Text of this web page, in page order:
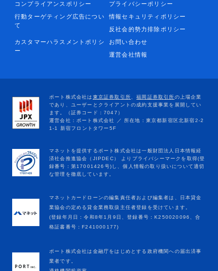
コンプライアンスポリシー
プライバシーポリシー
行動ターゲティング広告につい
て
情報セキュリティポリシー
反社会的勢力排除ポリシー
カスタマーハラスメントポリシ
ー
お問い合わせ
運営会社情報
マネットカードローンの編集責任者および編集者は、日本貸金
業協会の定める貸金業務取扱主任者登録を受けています。
(登録年月日：令和8年1月9日、登録番号：K250020096、合
格証書番号：F241000177)
ポート株式会社は金融庁をはじめとする政府機関への届出済事
業者です。